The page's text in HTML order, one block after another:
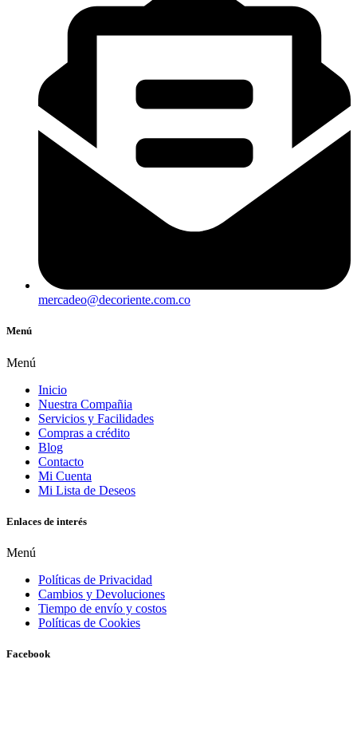
mercadeo@decoriente.com.co
Menú
Menú
Inicio
Nuestra Compañia
Servicios y Facilidades
Compras a crédito
Blog
Contacto
Mi Cuenta
Mi Lista de Deseos
Enlaces de interés
Menú
Políticas de Privacidad
Cambios y Devoluciones
Tiempo de envío y costos
Políticas de Cookies
Facebook